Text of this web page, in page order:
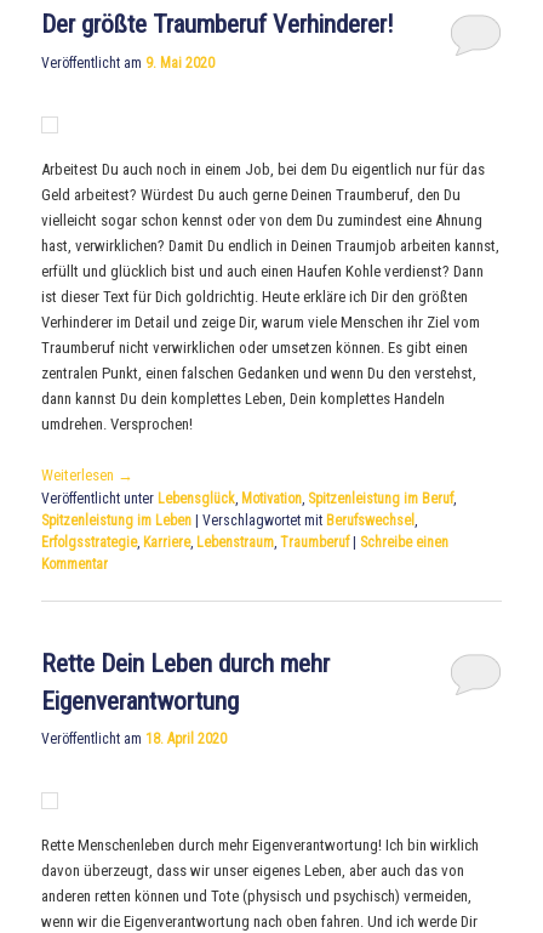
Der größte Traumberuf Verhinderer!
Veröffentlicht am 9. Mai 2020
Arbeitest Du auch noch in einem Job, bei dem Du eigentlich nur für das
Geld arbeitest? Würdest Du auch gerne Deinen Traumberuf, den Du
vielleicht sogar schon kennst oder von dem Du zumindest eine Ahnung
hast, verwirklichen? Damit Du endlich in Deinen Traumjob arbeiten kannst,
erfüllt und glücklich bist und auch einen Haufen Kohle verdienst? Dann
ist dieser Text für Dich goldrichtig. Heute erkläre ich Dir den größten
Verhinderer im Detail und zeige Dir, warum viele Menschen ihr Ziel vom
Traumberuf nicht verwirklichen oder umsetzen können. Es gibt einen
zentralen Punkt, einen falschen Gedanken und wenn Du den verstehst,
dann kannst Du dein komplettes Leben, Dein komplettes Handeln
umdrehen. Versprochen!
Weiterlesen →
Veröffentlicht unter Lebensglück, Motivation, Spitzenleistung im Beruf,
Spitzenleistung im Leben |Verschlagwortet mit Berufswechsel,
Erfolgsstrategie, Karriere, Lebenstraum,Traumberuf | Schreibe einen
Kommentar
Rette Dein Leben durch mehr
Eigenverantwortung
Veröffentlicht am18. April 2020
Rette Menschenleben durch mehr Eigenverantwortung! Ich bin wirklich
davon überzeugt, dass wir unser eigenes Leben, aber auch das von
anderen retten können und Tote (physisch und psychisch) vermeiden,
wenn wir die Eigenverantwortung nach oben fahren. Und ich werde Dir